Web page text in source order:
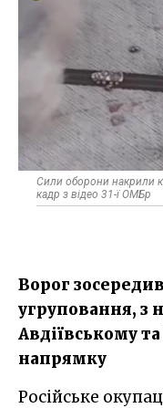
Сили оборони накрили
кадр з відео 31-ї ОМБр
Ворог
угруповання, з
Авдіївському
напрямку
Російське окупаційне військо намагається